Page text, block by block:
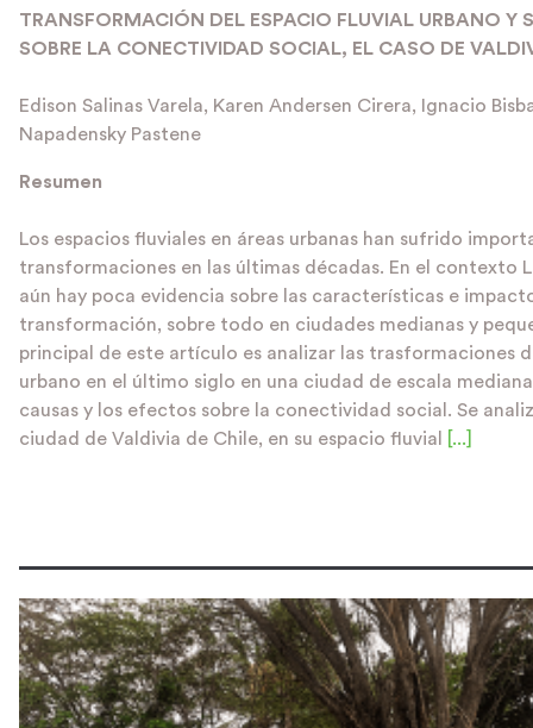
TRANSFORMACIÓN DEL ESPACIO FLUVIAL URBANO Y
SOBRE LA CONECTIVIDAD SOCIAL, EL CASO DE
Edison Salinas Varela, Karen Andersen Cirera, Ignacio
Napadensky Pastene
Resumen
Los espacios fluviales en áreas urbanas han sufrido
transformaciones en las últimas décadas. En el contexto
aún hay poca evidencia sobre las características e
transformación, sobre todo en ciudades medianas y
principal de este artículo es analizar las trasformaciones
urbano en el último siglo en una ciudad de escala
causas y los efectos sobre la conectividad social. Se
ciudad de Valdivia de Chile, en su espacio fluvial
[...]